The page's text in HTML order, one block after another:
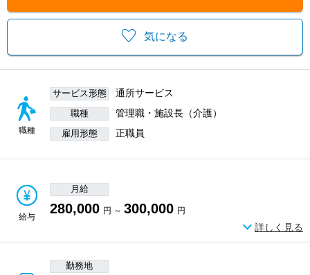
気になる
職種
サービス形態 通所サービス
職種 管理職・施設長（介護）
雇用形態 正職員
給与
月給
280,000 円 ～ 300,000 円
詳しく見る
勤務地